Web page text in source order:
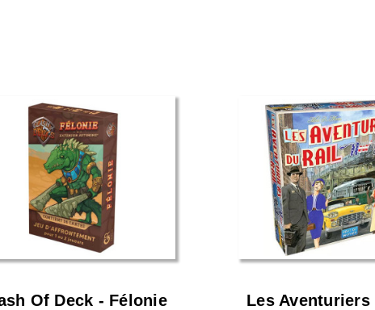
Of Deck - Félonie
Les Aventuriers